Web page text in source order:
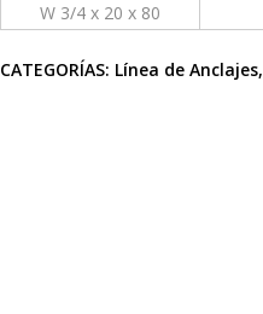
W 3/4 x 20 x 80
CATEGORÍAS: Línea de Anclajes,